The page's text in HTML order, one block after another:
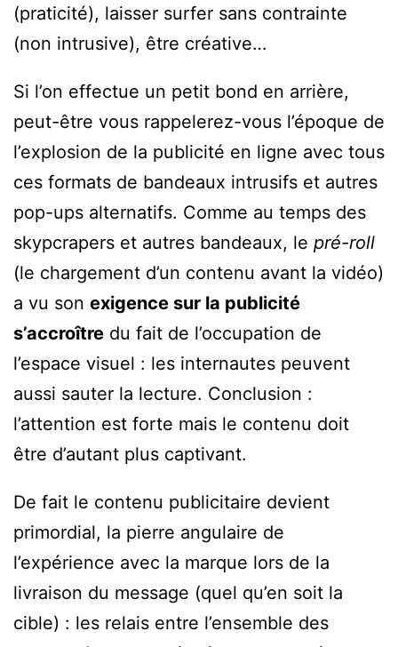
(praticité), laisser surfer sans contrainte
(non intrusive), être créative…
Si l’on effectue un petit bond en arrière,
peut-être vous rappelerez-vous l’époque de
l’explosion de la publicité en ligne avec tous
ces formats de bandeaux intrusifs et autres
pop-ups alternatifs. Comme au temps des
skypcrapers et autres bandeaux, le pré-roll
(le chargement d’un contenu avant la vidéo)
a vu son exigence sur la publicité
s’accroître du fait de l’occupation de
l’espace visuel : les internautes peuvent
aussi sauter la lecture. Conclusion :
l’attention est forte mais le contenu doit
être d’autant plus captivant.
De fait le contenu publicitaire devient
primordial, la pierre angulaire de
l’expérience avec la marque lors de la
livraison du message (quel qu’en soit la
cible) : les relais entre l’ensemble des